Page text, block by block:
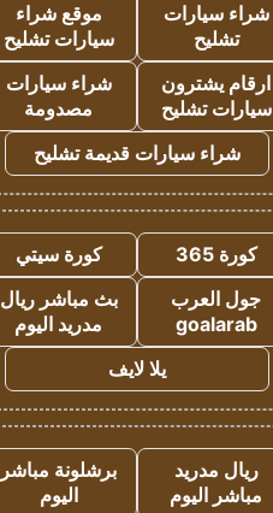
شراء سيارات
تشليح
موقع شراء
سيارات تشليح
ارقام يشترون
سيارات تشليح
شراء سيارات
مصدومة
شراء سيارات قديمة تشليح
كورة 365
كورة سيتي
جول العرب
goalarab
بث مباشر ريال
مدريد اليوم
يلا لايف
ريال مدريد
مباشر اليوم
برشلونة مباشر
اليوم